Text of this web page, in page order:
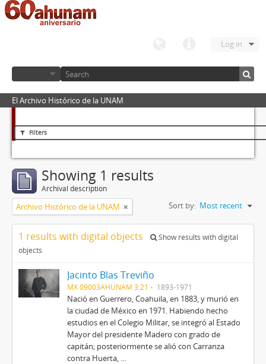
Log in
El Archivo Histórico de la UNAM
Filters
Showing 1 results
Archival description
Archivo Histórico de la UNAM Sort by: Most recent
1 results with digital objects
Show results with digital
objects
Jacinto Blas Treviño
MX 09003AHUNAM 3.21 1893-1971
Nació en Guerrero, Coahuila, en 1883, y murió en
la ciudad de México en 1971. Habiendo hecho
estudios en el Colegio Militar, se integró al Estado
Mayor del presidente Madero con grado de
capitán; posteriormente se alió con Carranza
contra Huerta, ...